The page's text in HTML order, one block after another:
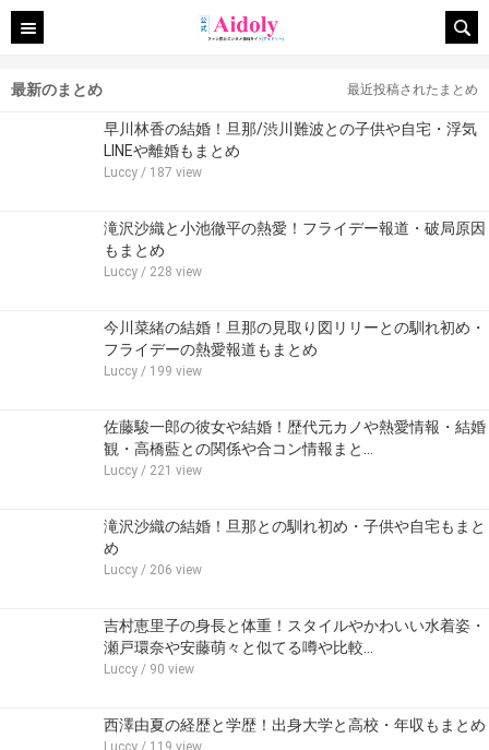
最新のまとめ 最近投稿されたまとめ
早川林香の結婚！旦那/渋川難波との子供や自宅・浮気
LINEや離婚もまとめ
Luccy / 187 view
滝沢沙織と小池徹平の熱愛！フライデー報道・破局原因
もまとめ
Luccy / 228 view
今川菜緒の結婚！旦那の見取り図リリーとの馴れ初め・
フライデーの熱愛報道もまとめ
Luccy / 199 view
佐藤駿一郎の彼女や結婚！歴代元カノや熱愛情報・結婚
観・高橋藍との関係や合コン情報まと…
Luccy / 221 view
滝沢沙織の結婚！旦那との馴れ初め・子供や自宅もまと
め
Luccy / 206 view
吉村恵里子の身長と体重！スタイルやかわいい水着姿・
瀬戸環奈や安藤萌々と似てる噂や比較…
Luccy / 90 view
西澤由夏の経歴と学歴！出身大学と高校・年収もまとめ
Luccy / 119 view